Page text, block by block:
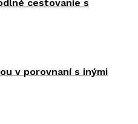
cestovanie s
v porovnaní s inými